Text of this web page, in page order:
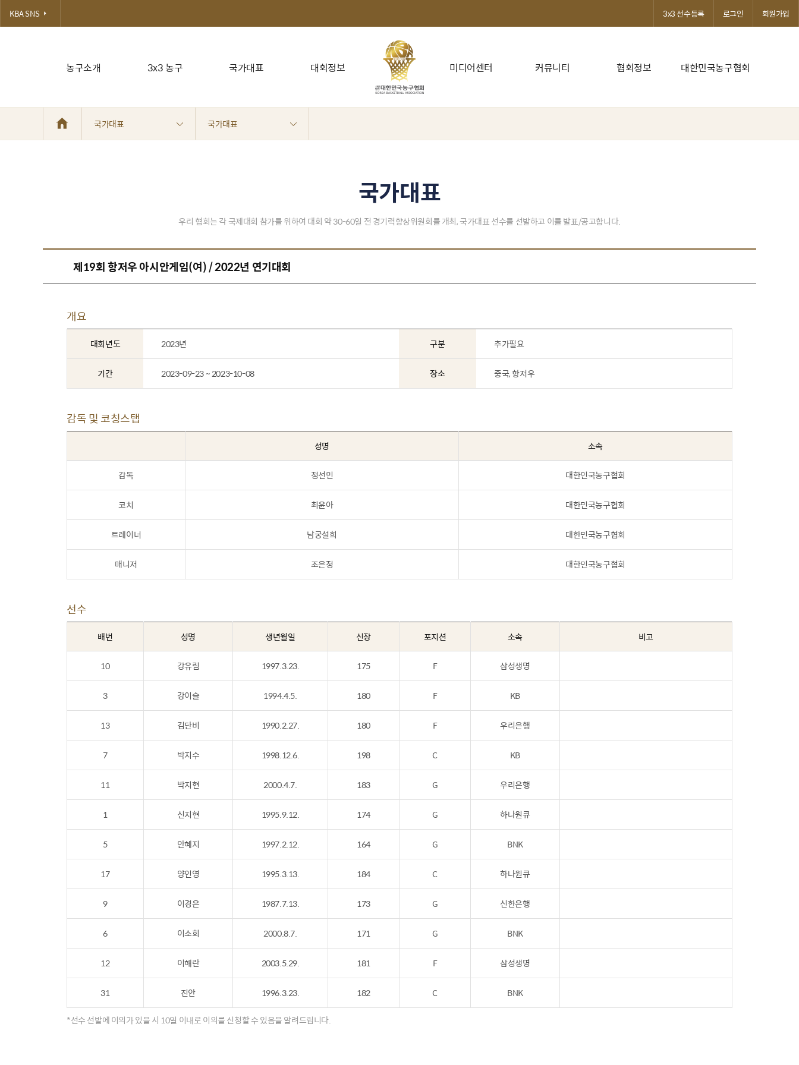
농구소개 3x3 농구 국가대표 대회정보 미디어센터 커뮤니티 협회정보 대한민국농구협회
KBA SNS 3x3 선수등록 로그인 회원가입
국가대표 국가대표
국가대표
우리 협회는 각 국제대회 참가를 위하여 대회 약 30-60일 전 경기력향상위원회를 개최, 국가대표 선수를 선발하고 이를 발표/공고합니다.
제19회 항저우 아시안게임(여) / 2022년 연기대회
개요
대회년도 2023년 구분 추가필요
기간 2023-09-23 ~ 2023-10-08 장소 중국, 항저우
감독 및 코칭스탭
성명 소속
감독 정선민 대한민국농구협회
코치 최윤아 대한민국농구협회
트레이너 남궁설희 대한민국농구협회
매니저 조은정 대한민국농구협회
선수
배번 성명 생년월일 신장 포지션 소속 비고
10 강유림 1997.3.23. 175 F 삼성생명
3 강이슬 1994.4.5. 180 F KB
13 김단비 1990.2.27. 180 F 우리은행
7 박지수 1998.12.6. 198 C KB
11 박지현 2000.4.7. 183 G 우리은행
1 신지현 1995.9.12. 174 G 하나원큐
5 안혜지 1997.2.12. 164 G BNK
17 양인영 1995.3.13. 184 C 하나원큐
9 이경은 1987.7.13. 173 G 신한은행
6 이소희 2000.8.7. 171 G BNK
12 이해란 2003.5.29. 181 F 삼성생명
31 진안 1996.3.23. 182 C BNK
*선수 선발에 이의가 있을 시 10일 이내로 이의를 신청할 수 있음을 알려드립니다.